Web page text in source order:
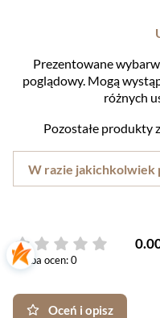
Prezentowane
poglądowy. Mogą
różnych
Pozostałe produkty
W razie jakichkolwiek
Liczba ocen: 0
Oceń i opisz